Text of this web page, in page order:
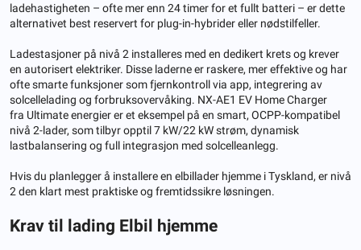
ladehastigheten – ofte mer enn 24 timer for et fullt batteri – er dette
alternativet best reservert for plug-in-hybrider eller nødstilfeller.
Ladestasjoner på nivå 2 installeres med en dedikert krets og krever
en autorisert elektriker. Disse laderne er raskere, mer effektive og har
ofte smarte funksjoner som fjernkontroll via app, integrering av
solcellelading og forbruksovervåking. NX-AE1 EV Home Charger
fra Ultimate energier er et eksempel på en smart, OCPP-kompatibel
nivå 2-lader, som tilbyr opptil 7 kW/22 kW strøm, dynamisk
lastbalansering og full integrasjon med solcelleanlegg.
Hvis du planlegger å installere en elbillader hjemme i Tyskland, er nivå
2 den klart mest praktiske og fremtidssikre løsningen.
Krav til lading Elbil hjemme